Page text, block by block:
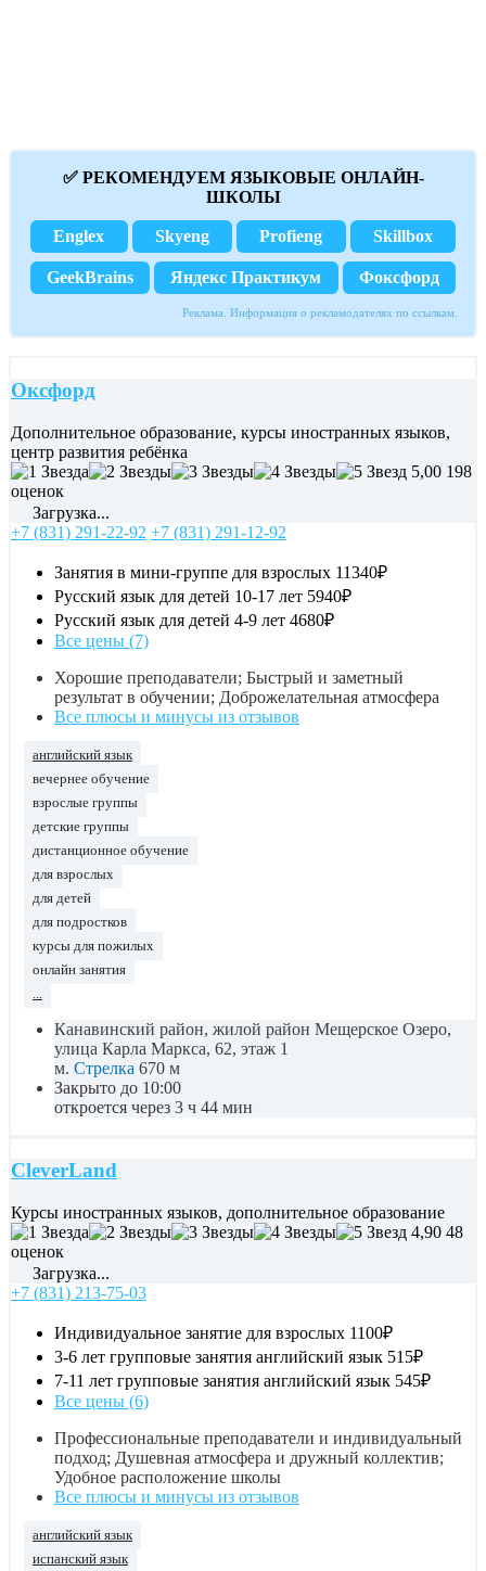
✅ РЕКОМЕНДУЕМ ЯЗЫКОВЫЕ ОНЛАЙН-
ШКОЛЫ
Englex Skyeng Profieng Skillbox
GeekBrains Яндекс Практикум Фоксфорд
Реклама. Информация о рекламодателях по ссылкам.
Оксфорд
Дополнительное образование, курсы иностранных языков,
центр развития ребёнка
5,00 198
оценок
Загрузка...
+7 (831) 291-22-92 +7 (831) 291-12-92
Занятия в мини-группе для взрослых 11340₽
Русский язык для детей 10-17 лет 5940₽
Русский язык для детей 4-9 лет 4680₽
Все цены (7)
Хорошие преподаватели; Быстрый и заметный
результат в обучении; Доброжелательная атмосфера
Все плюсы и минусы из отзывов
английский язык
вечернее обучение
взрослые группы
детские группы
дистанционное обучение
для взрослых
для детей
для подростков
курсы для пожилых
онлайн занятия
Канавинский район, жилой район Мещерское Озеро,
улица Карла Маркса, 62, этаж 1
м. Стрелка 670 м
Закрыто до 10:00
откроется через 3 ч 44 мин
CleverLand
Курсы иностранных языков, дополнительное образование
4,90 48
оценок
Загрузка...
+7 (831) 213-75-03
Индивидуальное занятие для взрослых 1100₽
3-6 лет групповые занятия английский язык 515₽
7-11 лет групповые занятия английский язык 545₽
Все цены (6)
Профессиональные преподаватели и индивидуальный
подход; Душевная атмосфера и дружный коллектив;
Удобное расположение школы
Все плюсы и минусы из отзывов
английский язык
испанский язык